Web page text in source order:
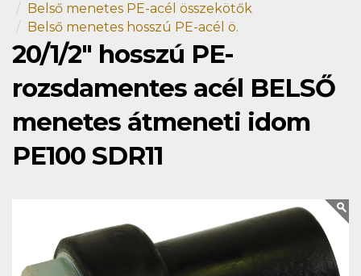
Belső menetes PE-acél összekötők
Belső menetes hosszú PE-acél ö.
20/1/2" hosszú PE-
rozsdamentes acél BELSŐ
menetes átmeneti idom
PE100 SDR11